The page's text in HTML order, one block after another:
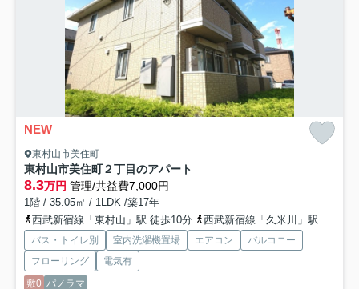
NEW
東村山市美住町
東村山市美住町２丁目のアパート
8.3万円 管理/共益費7,000円
1階 / 35.05㎡ / 1LDK /築17年
西武新宿線「東村山」駅 徒歩10分
西武新宿線「久米川」駅 徒歩16分
バス・トイレ別 室内洗濯機置場 エアコン
バルコニー
フローリング
電気有
敷0 パノラマ